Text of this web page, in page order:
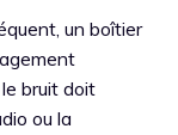
un boîtier
bruit doit
ou la